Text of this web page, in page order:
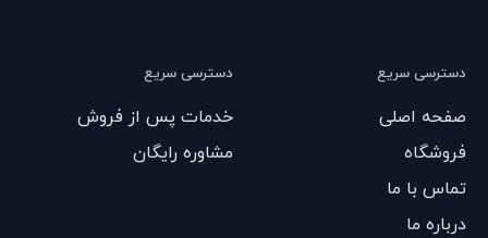
دسترسی سریع
صفحه اصلی
فروشگاه
تماس با ما
درباره ما
دسترسی سریع
خدمات پس از فروش
مشاوره رایگان